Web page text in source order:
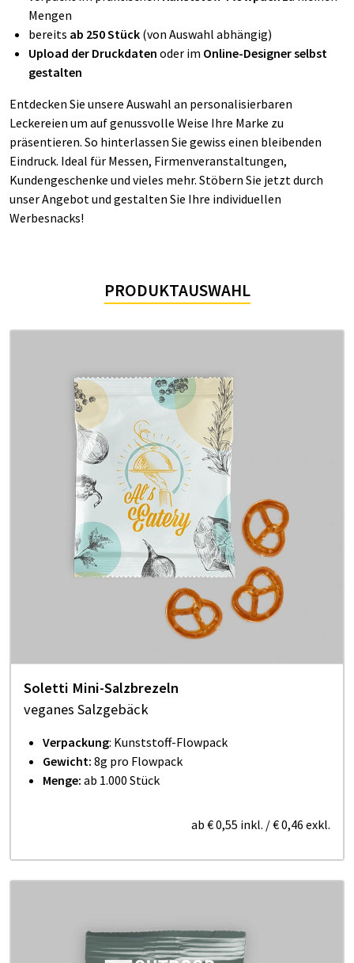
Mengen
bereits ab 250 Stück (von Auswahl abhängig)
Upload der Druckdaten oder im Online-Designer selbst
gestalten
Entdecken Sie unsere Auswahl an personalisierbaren
Leckereien um auf genussvolle Weise Ihre Marke zu
präsentieren. So hinterlassen Sie gewiss einen bleibenden
Eindruck. Ideal für Messen, Firmenveranstaltungen,
Kundengeschenke und vieles mehr. Stöbern Sie jetzt durch
unser Angebot und gestalten Sie Ihre individuellen
Werbesnacks!
PRO­DUKT­AUS­WAHL
Soletti Mini-Salzbrezeln
veganes Salzgebäck
Verpackung: Kunststoff-Flowpack
Gewicht: 8g pro Flowpack
Menge: ab 1.000 Stück
ab € 0,55 inkl. /€ 0,46 exkl.